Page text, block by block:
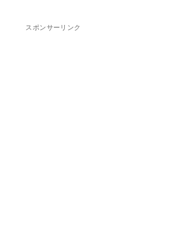
スポンサーリンク